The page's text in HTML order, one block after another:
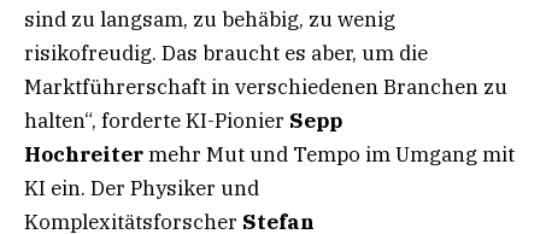
sind zu langsam, zu behäbig, zu wenig
risikofreudig. Das braucht es aber, um die
Marktführerschaft in verschiedenen Branchen zu
halten“, forderte KI-Pionier Sepp
Hochreitermehr Mut und Tempo im Umgang mit
KI ein. Der Physiker und
Komplexitätsforscher Stefan